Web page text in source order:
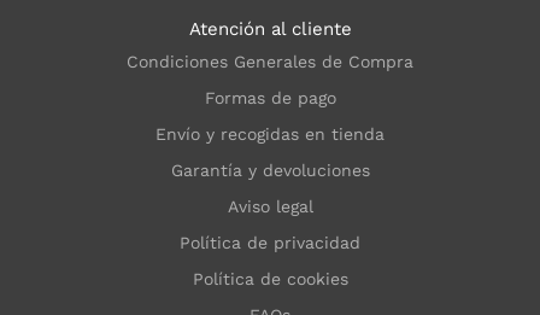
Atención al cliente
Condiciones Generales de Compra
Formas de pago
Envío y recogidas en tienda
Garantía y devoluciones
Aviso legal
Política de privacidad
Política de cookies